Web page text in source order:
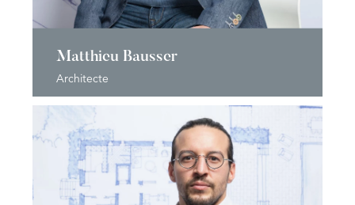
Matthieu Bausser
Architecte